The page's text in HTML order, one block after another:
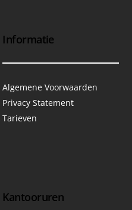
Informatie
Algemene Voorwaarden
Privacy Statement
Tarieven
Kantooruren